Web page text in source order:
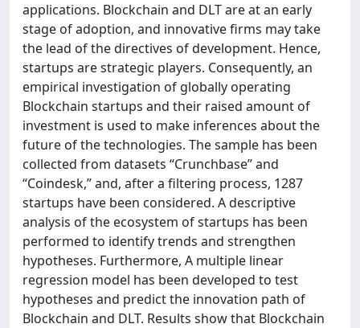
applications. Blockchain and DLT are at an early
stage of adoption, and innovative firms may take
the lead of the directives of development. Hence,
startups are strategic players. Consequently, an
empirical investigation of globally operating
Blockchain startups and their raised amount of
investment is used to make inferences about the
future of the technologies. The sample has been
collected from datasets “Crunchbase” and
“Coindesk,” and, after a filtering process, 1287
startups have been considered. A descriptive
analysis of the ecosystem of startups has been
performed to identify trends and strengthen
hypotheses. Furthermore, A multiple linear
regression model has been developed to test
hypotheses and predict the innovation path of
Blockchain and DLT. Results show that Blockchain